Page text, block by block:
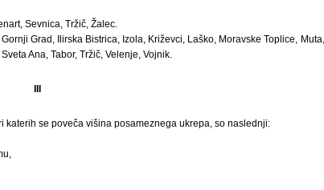
Sevnica, Tržič, Žalec.
Grad, Ilirska Bistrica, Izola, Križevci, Laško, Moravske Toplice, Muta,
Ana, Tabor, Tržič, Velenje, Vojnik.
III
se poveča višina posameznega ukrepa, so naslednji: